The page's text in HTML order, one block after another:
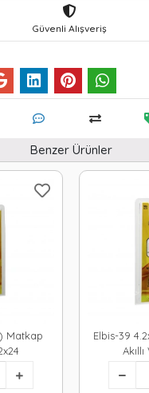
Güvenli Alışveriş
Benzer Ürünler
Matkap
Elbis-39